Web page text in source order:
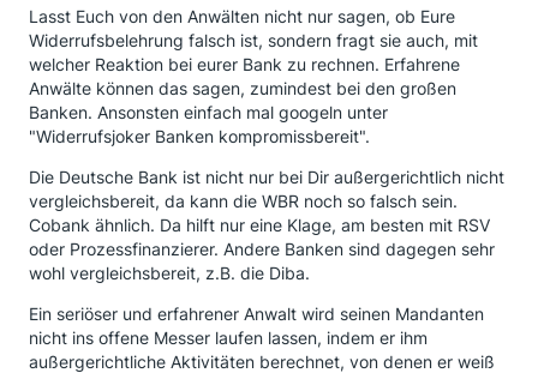
Lasst Euch von den Anwälten nicht nur sagen, ob Eure
Widerrufsbelehrung falsch ist, sondern fragt sie auch, mit
welcher Reaktion bei eurer Bank zu rechnen. Erfahrene
Anwälte können das sagen, zumindest bei den großen
Banken. Ansonsten einfach mal googeln unter
"Widerrufsjoker Banken kompromissbereit".
Die Deutsche Bank ist nicht nur bei Dir außergerichtlich nicht
vergleichsbereit, da kann die WBR noch so falsch sein.
Cobank ähnlich. Da hilft nur eine Klage, am besten mit RSV
oder Prozessfinanzierer. Andere Banken sind dagegen sehr
wohl vergleichsbereit, z.B. die Diba.
Ein seriöser und erfahrener Anwalt wird seinen Mandanten
nicht ins offene Messer laufen lassen, indem er ihm
außergerichtliche Aktivitäten berechnet, von denen er weiß